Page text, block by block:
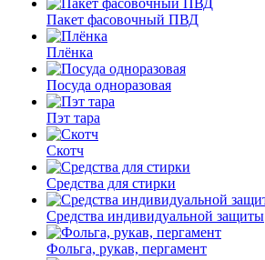
Пакет фасовочный ПВД
Плёнка
Посуда одноразовая
Пэт тара
Скотч
Средства для стирки
Средства индивидуальной защиты
Фольга, рукав, пергамент